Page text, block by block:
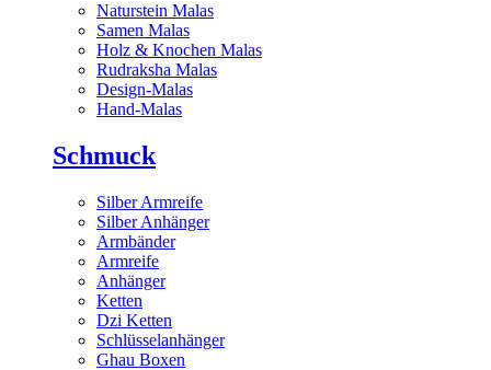
Naturstein Malas
Samen Malas
Holz & Knochen Malas
Rudraksha Malas
Design-Malas
Hand-Malas
Schmuck
Silber Armreife
Silber Anhänger
Armbänder
Armreife
Anhänger
Ketten
Dzi Ketten
Schlüsselanhänger
Ghau Boxen